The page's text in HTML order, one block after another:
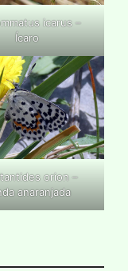
icarus –
Ícaro
orion –
anaranjada